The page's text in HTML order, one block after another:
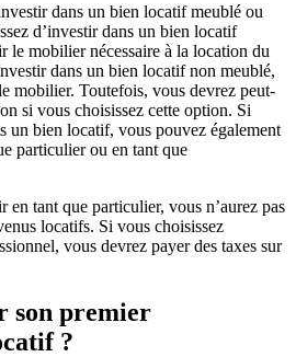
dans un bien locatif meublé ou
d’investir dans un bien locatif
le mobilier nécessaire à la location du
dans un bien locatif non meublé,
mobilier. Toutefois, vous devrez peut-
si vous choisissez cette option. Si
un bien locatif, vous pouvez également
particulier ou en tant que
en tant que particulier, vous n’aurez pas
locatifs. Si vous choisissez
vous devrez payer des taxes sur
son premier
?